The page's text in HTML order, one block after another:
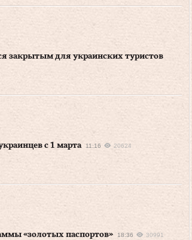
закрытым для украинских туристов
с 1 марта
11:16 20624
«золотых паспортов»
18:36 30991